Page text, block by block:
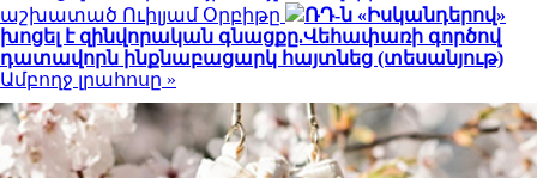
աշխատած Ուիլյամ Օրբիթը
ՌԴ-ն «Իսկանդերով»
խոցել է զինվորական գնացքը.Վեհափառի գործով
դատավորն ինքնաբացարկ հայտնեց (տեսանյութ)
Ամբողջ լրահոսը »